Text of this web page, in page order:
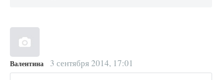
Валентина 3 сентября 2014, 17:01